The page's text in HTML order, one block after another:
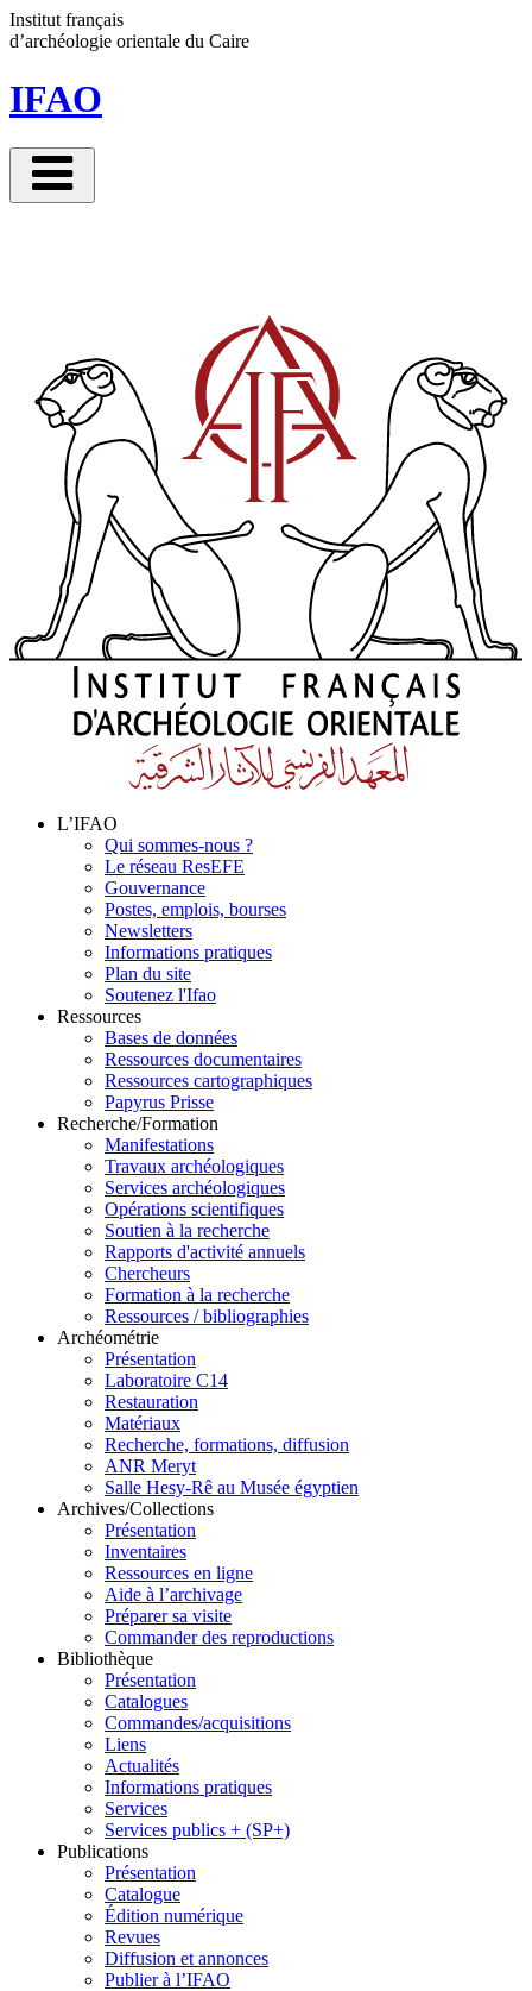
Institut français
d’archéologie orientale du Caire
IFAO
L’IFAO
Qui sommes-nous ?
Le réseau ResEFE
Gouvernance
Postes, emplois, bourses
Newsletters
Informations pratiques
Plan du site
Soutenez l'Ifao
Ressources
Bases de données
Ressources documentaires
Ressources cartographiques
Papyrus Prisse
Recherche/Formation
Manifestations
Travaux archéologiques
Services archéologiques
Opérations scientifiques
Soutien à la recherche
Rapports d'activité annuels
Chercheurs
Formation à la recherche
Ressources / bibliographies
Archéométrie
Présentation
Laboratoire C14
Restauration
Matériaux
Recherche, formations, diffusion
ANR Meryt
Salle Hesy-Rê au Musée égyptien
Archives/Collections
Présentation
Inventaires
Ressources en ligne
Aide à l’archivage
Préparer sa visite
Commander des reproductions
Bibliothèque
Présentation
Catalogues
Commandes/acquisitions
Liens
Actualités
Informations pratiques
Services
Services publics + (SP+)
Publications
Présentation
Catalogue
Édition numérique
Revues
Diffusion et annonces
Publier à l’IFAO
Panneau de gestion des cookies